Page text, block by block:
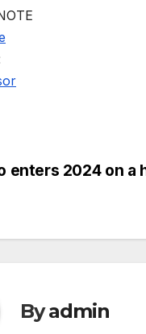
enters 2024 on a
Byadmin